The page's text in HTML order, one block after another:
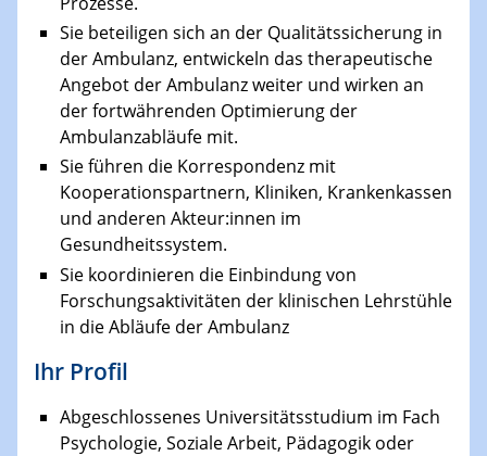
Sie beteiligen sich an der Qualitätssicherung in
der Ambulanz, entwickeln das therapeutische
Angebot der Ambulanz weiter und wirken an
der fortwährenden Optimierung der
Ambulanzabläufe mit.
Sie führen die Korrespondenz mit
Kooperationspartnern, Kliniken, Krankenkassen
und anderen Akteur:innen im
Gesundheitssystem.
Sie koordinieren die Einbindung von
Forschungsaktivitäten der klinischen Lehrstühle
in die Abläufe der Ambulanz
Ihr Profil
Abgeschlossenes Universitätsstudium im Fach
Psychologie, Soziale Arbeit, Pädagogik oder